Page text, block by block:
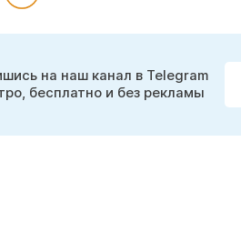
на наш канал в Telegram
бесплатно и без рекламы